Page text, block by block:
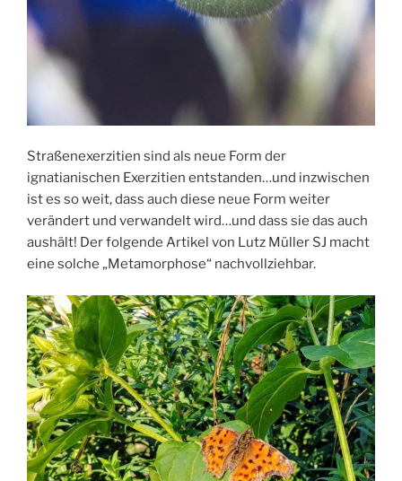
Straßenexerzitien sind als neue Form der
ignatianischen Exerzitien entstanden…und inzwischen
ist es so weit, dass auch diese neue Form weiter
verändert und verwandelt wird…und dass sie das auch
aushält! Der folgende Artikel von Lutz Müller SJ macht
eine solche „Metamorphose“ nachvollziehbar.